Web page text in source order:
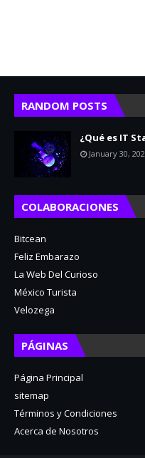
RANDOM POSTS
¿Qué es IT
January 30,
COLABORACIONES
Bitcean
Feliz Embarazo
La Web Del Curioso
México Turista
Velozega
PÁGINAS
Página Principal
sitemap
Términos y Condiciones
Acerca de Nosotros